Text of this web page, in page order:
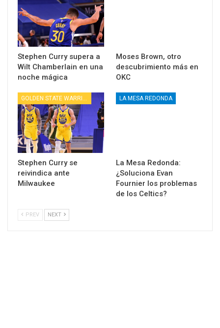
Stephen Curry supera a
Wilt Chamberlain en una
noche mágica
Moses Brown, otro
descubrimiento más en
OKC
GOLDEN STATE WARRIORS
Stephen Curry se
reivindica ante
Milwaukee
LA MESA REDONDA
La Mesa Redonda:
¿Soluciona Evan
Fournier los problemas
de los Celtics?
PREV NEXT